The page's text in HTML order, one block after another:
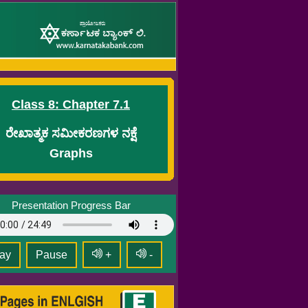
Class 8: Chapter 7.1
ರೇಖಾತ್ಮಕ ಸಮೀಕರಣಗಳ ನಕ್ಷೆ
Graphs
Presentation Progress Bar
Pause + -